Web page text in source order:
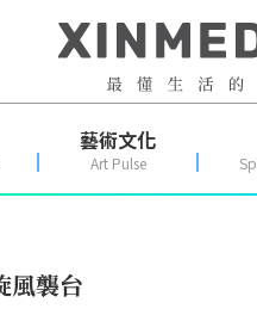
藝術文化
Art Pulse
風襲台